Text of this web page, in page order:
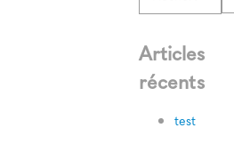
Articles
récents
test